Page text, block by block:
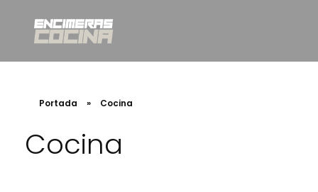
Portada » Cocina
Cocina